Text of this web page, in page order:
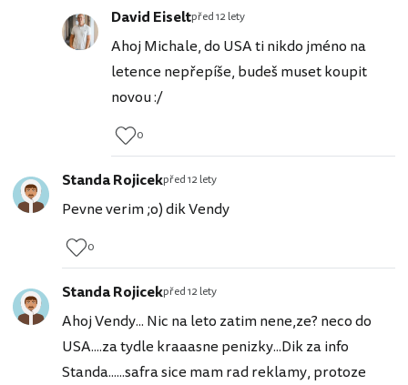
David Eiseltpřed 12 lety
Ahoj Michale, do USA ti nikdo jméno na
letence nepřepíše, budeš muset koupit
novou :/
0
Standa Rojicekpřed 12 lety
Pevne verim ;o) dik Vendy
0
Standa Rojicekpřed 12 lety
Ahoj Vendy... Nic na leto zatim nene,ze? neco do
USA....za tydle kraaasne penizky...Dik za info
Standa......safra sice mam rad reklamy, protoze